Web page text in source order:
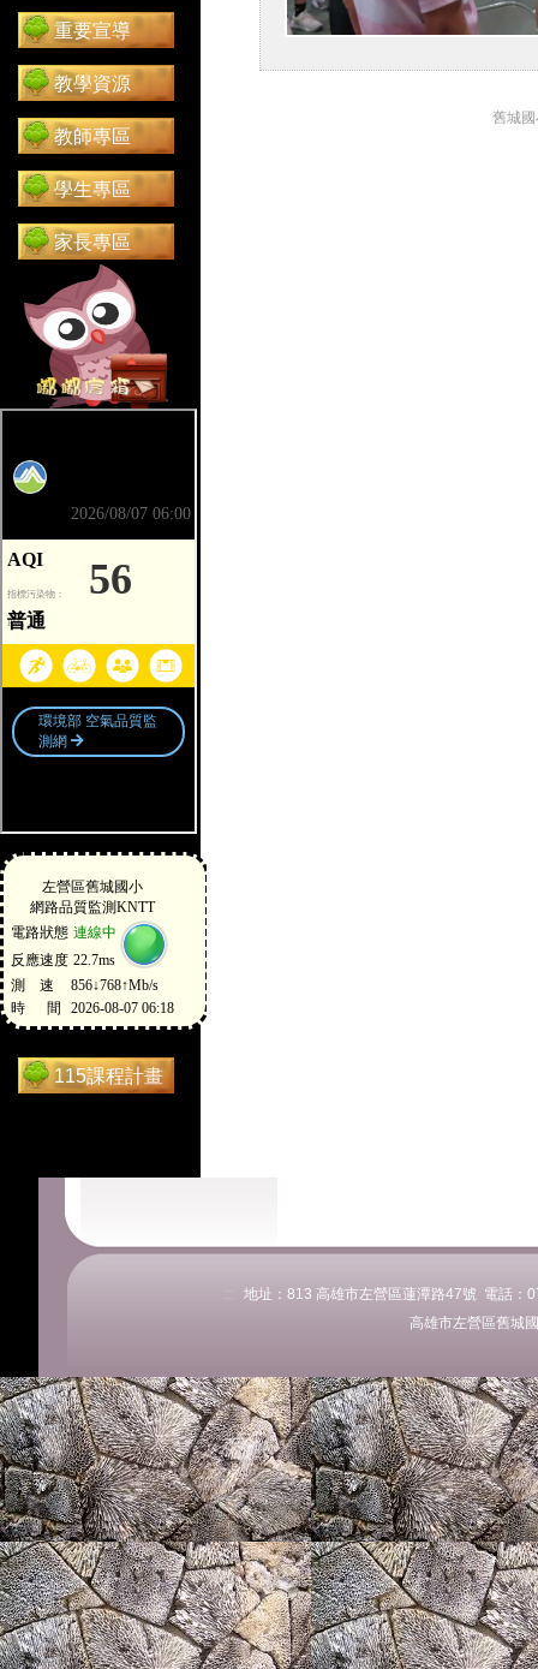
重要宣導
教學資源
教師專區
學生專區
家長專區
115課程計畫
舊城
:::
地址：813 高雄市左營區蓮潭路47號 電話
高雄市左營區舊城